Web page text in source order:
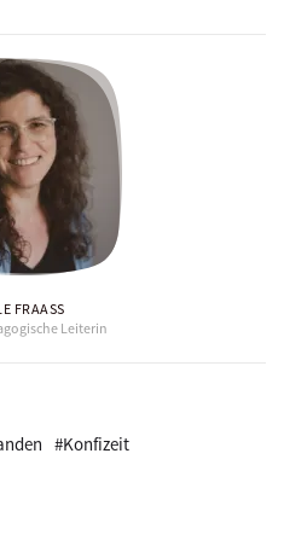
#Konfizeit
FRAASS
Leiterin